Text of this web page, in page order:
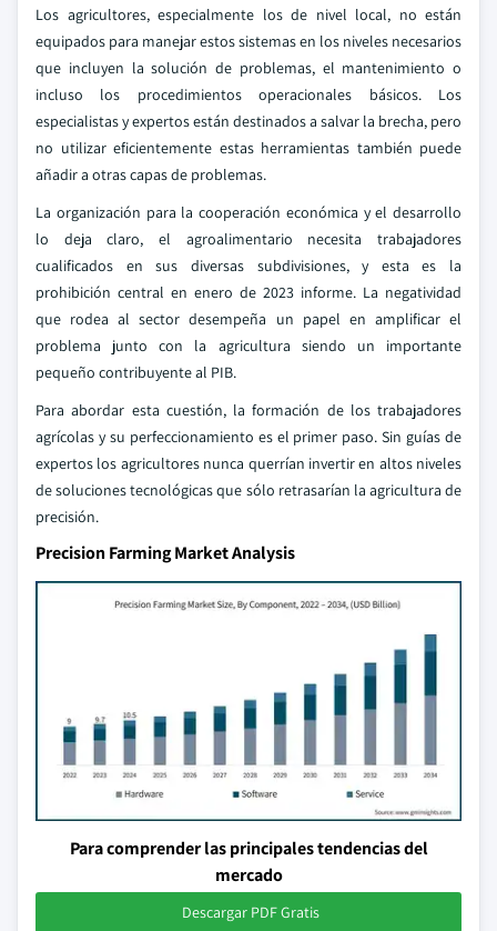
Los agricultores, especialmente los de nivel local, no están
equipados para manejar estos sistemas en los niveles necesarios
que incluyen la solución de problemas, el mantenimiento o
incluso los procedimientos operacionales básicos. Los
especialistas y expertos están destinados a salvar la brecha, pero
no utilizar eficientemente estas herramientas también puede
añadir a otras capas de problemas.
La organización para la cooperación económica y el desarrollo
lo deja claro, el agroalimentario necesita trabajadores
cualificados en sus diversas subdivisiones, y esta es la
prohibición central en enero de 2023 informe. La negatividad
que rodea al sector desempeña un papel en amplificar el
problema junto con la agricultura siendo un importante
pequeño contribuyente al PIB.
Para abordar esta cuestión, la formación de los trabajadores
agrícolas y su perfeccionamiento es el primer paso. Sin guías de
expertos los agricultores nunca querrían invertir en altos niveles
de soluciones tecnológicas que sólo retrasarían la agricultura de
precisión.
Precision Farming Market Analysis
Para comprender las principales tendencias del
mercado
Descargar PDF Gratis